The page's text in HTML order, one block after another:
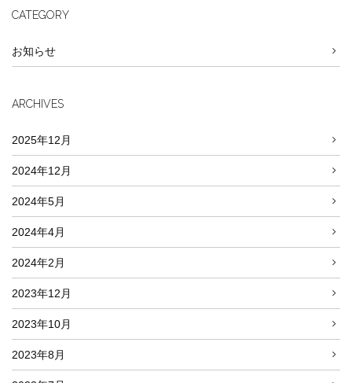
CATEGORY
お知らせ
ARCHIVES
2025年12月
2024年12月
2024年5月
2024年4月
2024年2月
2023年12月
2023年10月
2023年8月